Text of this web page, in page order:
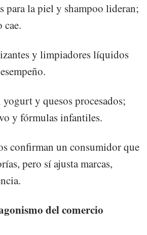
para la piel y shampoo lideran;
y limpiadores líquidos
y quesos procesados;
y fórmulas infantiles.
confirman un consumidor que
pero sí ajusta marcas,
del comercio